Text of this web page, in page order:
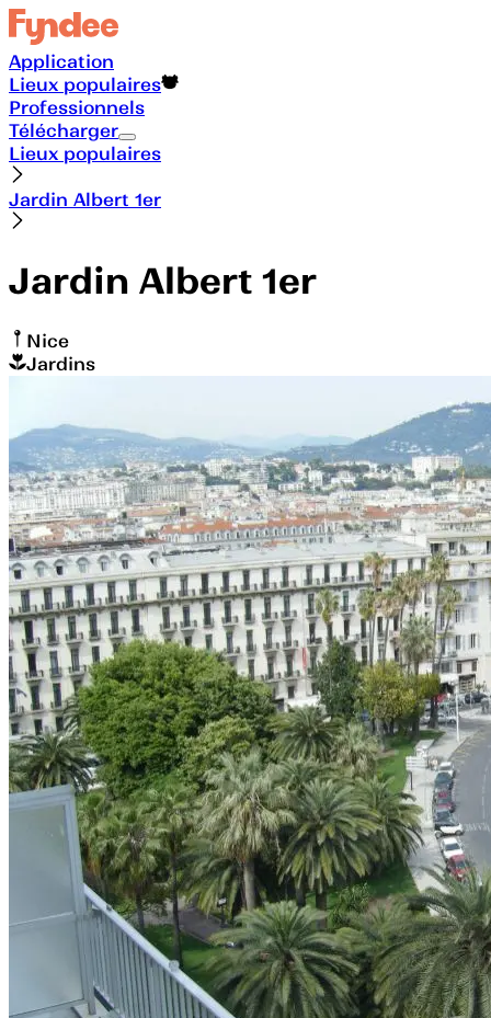
Application
Lieux populaires
Professionnels
Télécharger
Lieux populaires
Jardin Albert 1er
Jardin Albert 1er
Nice
Jardins